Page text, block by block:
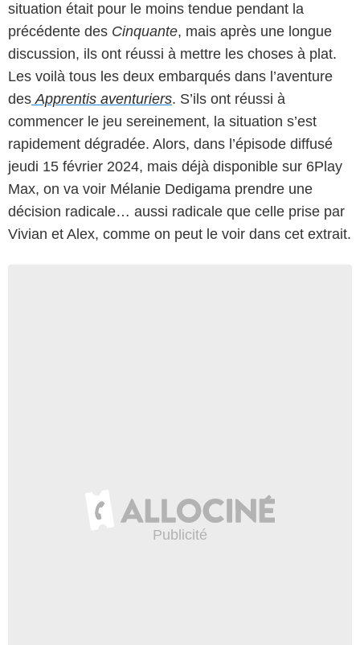
situation était pour le moins tendue pendant la
précédente des Cinquante, mais après une longue
discussion, ils ont réussi à mettre les choses à plat.
Les voilà tous les deux embarqués dans l’aventure
des Apprentis aventuriers. S’ils ont réussi à
commencer le jeu sereinement, la situation s’est
rapidement dégradée. Alors, dans l’épisode diffusé
jeudi 15 février 2024, mais déjà disponible sur 6Play
Max, on va voir Mélanie Dedigama prendre une
décision radicale… aussi radicale que celle prise par
Vivian et Alex, comme on peut le voir dans cet extrait.